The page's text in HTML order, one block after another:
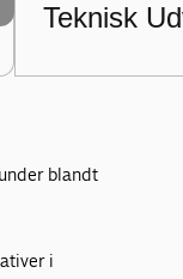
Teknisk
blandt
i